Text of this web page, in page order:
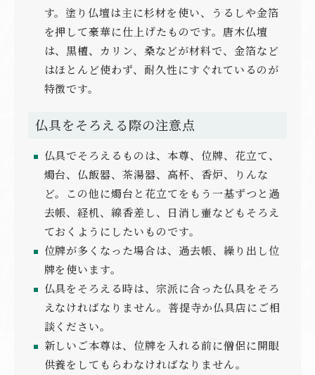
す。塗り仏壇は主に杉材を使い、うるしや金箔
を押して豪華に仕上げたものです。唐木仏壇
は、黒檀、カリン、桑などが材料で、金箔など
はほとんど使わず、耐久性にすぐれているのが
特徴です。
仏具をそろえる際の注意点
仏具でそろえるものは、本尊、位牌、花立て、
燭台、仏飯器、茶湯器、高杯、香炉、りんな
ど。この他に燭台と花立てをもう一基ずつと過
去帳、経机、線香差し、日消し壷などもそろえ
ておくようにしたいものです。
位牌が多くなった場合は、過去帳、繰り出し位
牌を使います。
仏具をそろえる時は、宗派に合った仏具をそろ
えなければなりません。菩提寺か仏具店にご相
談ください。
新しいご本尊は、位牌を入れる前に僧侶に開眼
供養をしてもらわなければなりません。